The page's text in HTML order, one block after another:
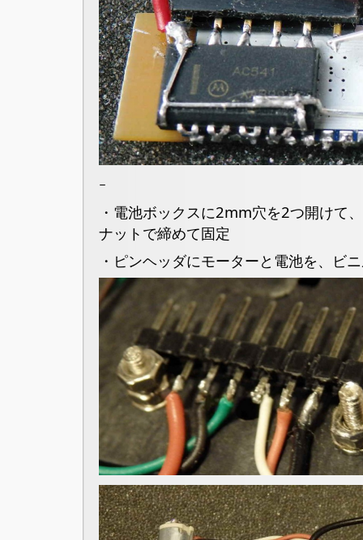
ｰ
・電池ボックスに2mm穴を2つ開けて
ナットで締めて固定
・ピンヘッダにモーターと電池を、ビ